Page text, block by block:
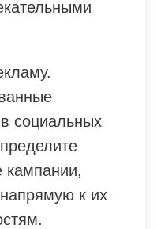
социальных
кампании,
к их